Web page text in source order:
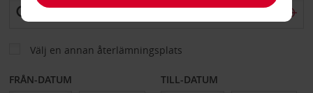
Välj en annan återlämningsplats
FRÅN-DATUM TILL-DATUM